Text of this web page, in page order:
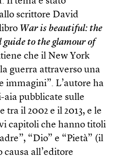
scrittore David
War is beautiful: the
to the glamour of
che il New York
guerra attraverso una
immagini”. L’autore ha
aia pubblicate sulle
il 2002 e il 2013, e le
capitoli che hanno titoli
“Dio” e “Pietà” (il
all’editore